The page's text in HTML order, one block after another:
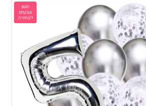
מגוון
צבעים
לבחירה